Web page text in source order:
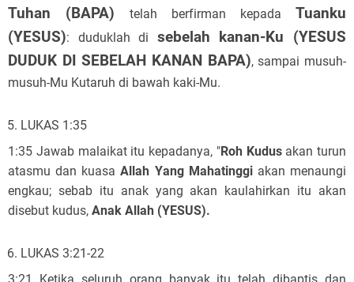
Tuhan (BAPA) telah berfirman kepada Tuanku
(YESUS): duduklah di sebelah kanan-Ku (YESUS
DUDUK DI SEBELAH KANAN BAPA), sampai musuh-
musuh-Mu Kutaruh di bawah kaki-Mu.
LUKAS 1:35
1:35 Jawab malaikat itu kepadanya, "Roh Kudusakan turun
atasmu dan kuasaAllah Yang Mahatinggiakan menaungi
engkau; sebab itu anak yang akan kaulahirkan itu akan
disebut kudus, Anak Allah (YESUS).
LUKAS 3:21-22